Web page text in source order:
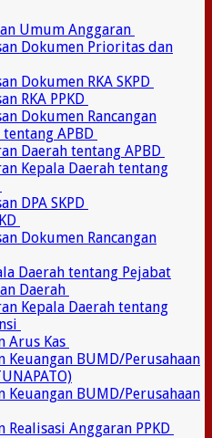
Umum Anggaran
Dokumen Prioritas dan
Dokumen RKA SKPD
RKA PPKD
Dokumen Rancangan
APBD
Daerah tentang APBD
Kepala Daerah tentang
DPA SKPD
Dokumen Rancangan
Daerah tentang Pejabat
Daerah
Kepala Daerah tentang
Arus Kas
BUMD/Perusahaan
BUMD/Perusahaan
Anggaran PPKD